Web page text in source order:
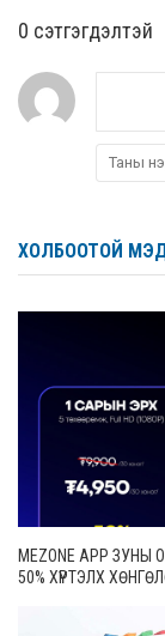
0 cэтгэгдэлтэй
ХОЛБООТОЙ
MEZONE APP
50% ХҮРТЭЛХ